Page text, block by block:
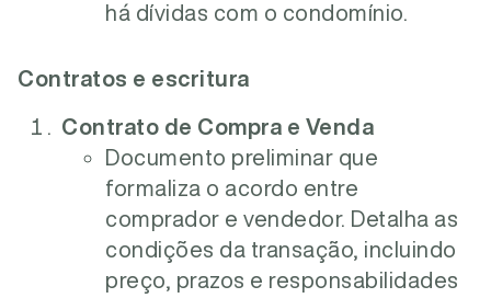
há dívidas com o condomínio.
Contratos e escritura
Contrato de Compra e Venda
Documento preliminar que
formaliza o acordo entre
comprador e vendedor. Detalha as
condições da transação, incluindo
preço, prazos e responsabilidades